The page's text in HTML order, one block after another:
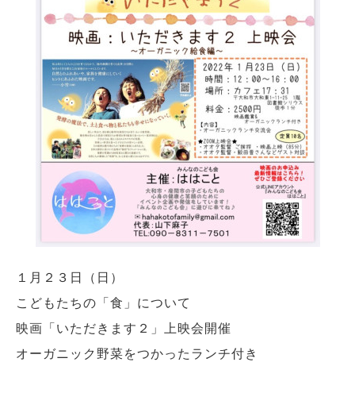
１月２３日（日）
こどもたちの「食」について
映画「いただきます２」上映会開催
オーガニック野菜をつかったランチ付き